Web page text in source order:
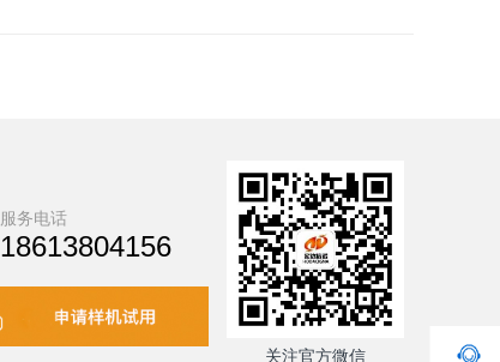
服务电话
18613804156
关注官方微信